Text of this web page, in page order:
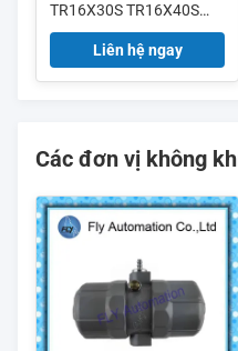
TR16X30S TR16X40S
TR16X50S TR Series Đàn
trụ hai thanh hoạt động
Liên hệ ngay
Các đơn vị không